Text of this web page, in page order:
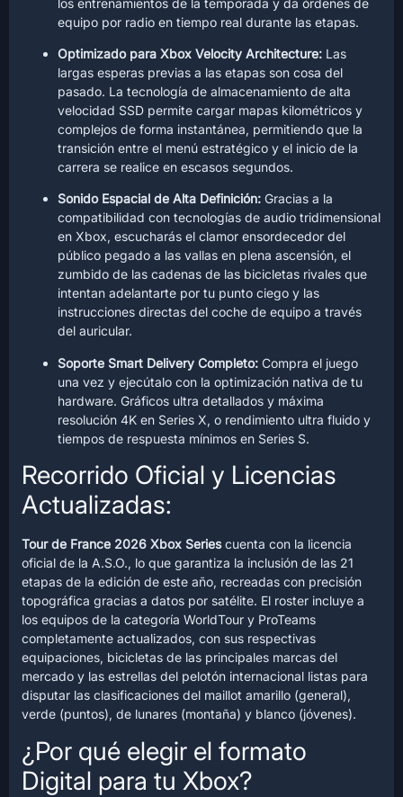
equipo por radio en tiempo real durante las etapas.
Optimizado para Xbox Velocity Architecture: Las
largas esperas previas a las etapas son cosa del
pasado. La tecnología de almacenamiento de alta
velocidad SSD permite cargar mapas kilométricos y
complejos de forma instantánea, permitiendo que la
transición entre el menú estratégico y el inicio de la
carrera se realice en escasos segundos.
Sonido Espacial de Alta Definición: Gracias a la
compatibilidad con tecnologías de audio tridimensional
en Xbox, escucharás el clamor ensordecedor del
público pegado a las vallas en plena ascensión, el
zumbido de las cadenas de las bicicletas rivales que
intentan adelantarte por tu punto ciego y las
instrucciones directas del coche de equipo a través
del auricular.
Soporte Smart Delivery Completo: Compra el juego
una vez y ejecútalo con la optimización nativa de tu
hardware. Gráficos ultra detallados y máxima
resolución 4K en Series X, o rendimiento ultra fluido y
tiempos de respuesta mínimos en Series S.
Recorrido Oficial y Licencias
Actualizadas:
Tour de France 2026 Xbox Seriescuenta con la licencia
oficial de la A.S.O., lo que garantiza la inclusión de las 21
etapas de la edición de este año, recreadas con precisión
topográfica gracias a datos por satélite. El roster incluye a
los equipos de la categoría WorldTour y ProTeams
completamente actualizados, con sus respectivas
equipaciones, bicicletas de las principales marcas del
mercado y las estrellas del pelotón internacional listas para
disputar las clasificaciones del maillot amarillo (general),
verde (puntos), de lunares (montaña) y blanco (jóvenes).
¿Por qué elegir el formato
Digital para tu Xbox?